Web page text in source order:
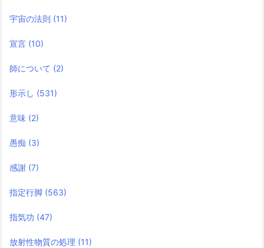
宇宙の法則 (11)
宣言 (10)
師について (2)
形示し (531)
意味 (2)
愚痴 (3)
感謝 (7)
指定行脚 (563)
指気功 (47)
放射性物質の処理 (11)